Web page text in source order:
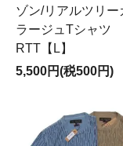
ゾン/リアルツリー
ラージュTシャツ
RTT【L】
5,500円(税500円)